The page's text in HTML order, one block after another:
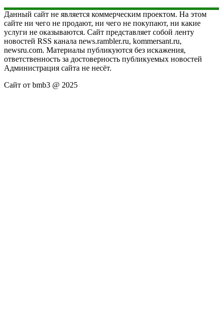
Данный сайт не является коммерческим проектом. На этом
сайте ни чего не продают, ни чего не покупают, ни какие
услуги не оказываются. Сайт представляет собой ленту
новостей RSS канала news.rambler.ru, kommersant.ru,
newsru.com. Материалы публикуются без искажения,
ответственность за достоверность публикуемых новостей
Администрация сайта не несёт.
Сайт от bmb3 @ 2025